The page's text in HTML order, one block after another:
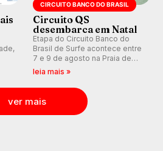
CIRCUITO BANCO DO BRASIL
Circuito QS
desembarca em Natal
Etapa do Circuito Banco do
Brasil de Surfe acontece entre
7 e 9 de agosto na Praia de
Miami (RN), em disputas
(QS) 4.000 e pela corrida por
vagas no Challenger Series.
leia mais »
ver mais